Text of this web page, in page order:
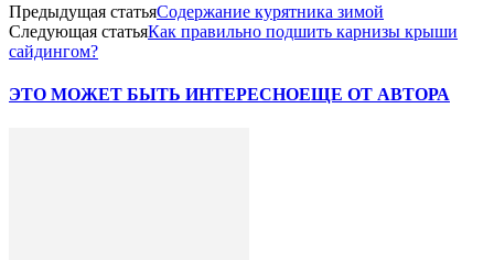
Предыдущая статьяСодержание курятника зимой
Следующая статьяКак правильно подшить карнизы крыши
сайдингом?
ЭТО МОЖЕТ БЫТЬ ИНТЕРЕСНОЕЩЕ ОТ АВТОРА